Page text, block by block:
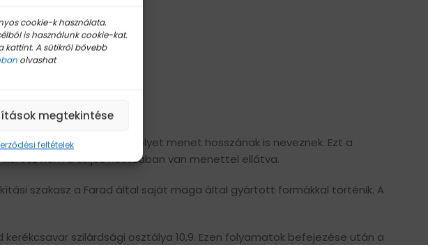
cookie-k használata.
is használunk cookie-kat.
kattint. A sütikről bővebb
olvashat
megtekintése
feltételek
figyelembe venni, amelyet menet hosszának is neveznek. Ezt a
nem a teljes hosszában van menettel ellátva.
szakasz a Farad által saját maga által gyártott formákkal történik. A
szilárdsági osztálya 10,9. Ezen folyamatok befejezése után a